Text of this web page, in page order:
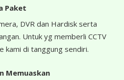
Paket
DVR dan Hardisk serta
Untuk yg memberli CCTV
kami di tanggung sendiri.
Memuaskan